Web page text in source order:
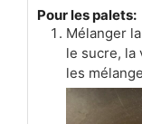
Pour les palets:
Mélanger
le sucre, la
les